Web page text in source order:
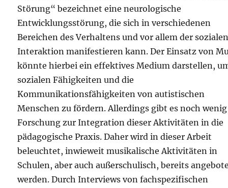
Störung“ bezeichnet eine neurologische
Entwicklungsstörung, die sich in verschiedenen
Bereichen des Verhaltens und vor allem der
Interaktion manifestieren kann. Der Einsatz von
könnte hierbei ein effektives Medium darstellen,
sozialen Fähigkeiten und die
Kommunikationsfähigkeiten von autistischen
Menschen zu fördern. Allerdings gibt es noch wenig
Forschung zur Integration dieser Aktivitäten in die
pädagogische Praxis. Daher wird in dieser Arbeit
beleuchtet, inwieweit musikalische Aktivitäten in
Schulen, aber auch außerschulisch, bereits
werden. Durch Interviews von fachspezifischen